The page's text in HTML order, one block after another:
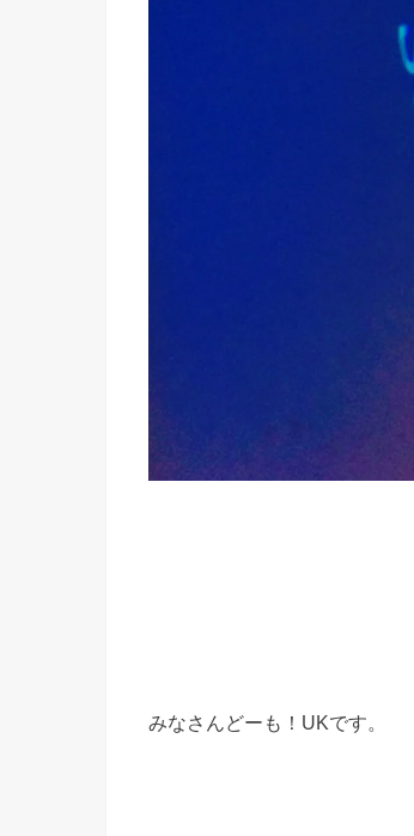
みなさんどーも！UKです。